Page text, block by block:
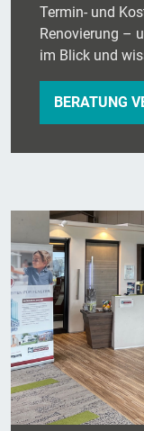
Termin- und
Renovierung –
im Blick und
BERATUNG